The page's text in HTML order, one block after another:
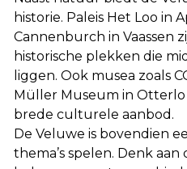
historie. Paleis Het Loo in
Cannenburch in Vaassen
historische plekken die
liggen. Ook musea zoals
Müller Museum in
brede culturele aanbod.
De Veluwe is bovendien
thema’s spelen. Denk